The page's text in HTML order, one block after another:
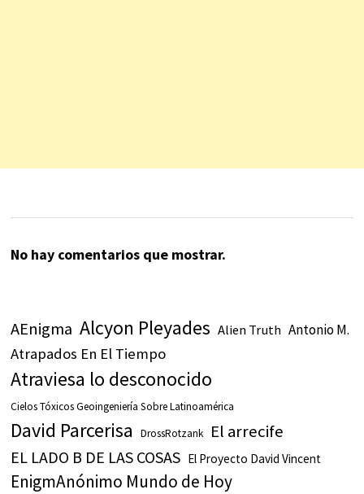
No hay comentarios que mostrar.
AEnigma Alcyon Pleyades Alien Truth Antonio M.
Atrapados En El Tiempo
Atraviesa lo desconocido
Cielos Tóxicos Geoingeniería Sobre Latinoamérica
David Parcerisa DrossRotzank El arrecife
EL LADO B DE LAS COSAS El Proyecto David Vincent
EnigmAnónimo Mundo de Hoy